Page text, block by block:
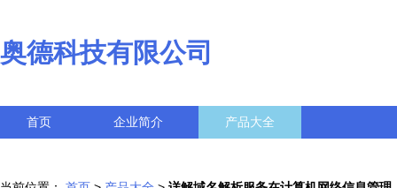
奥德科技有限公司
首页 企业简介 产品大全